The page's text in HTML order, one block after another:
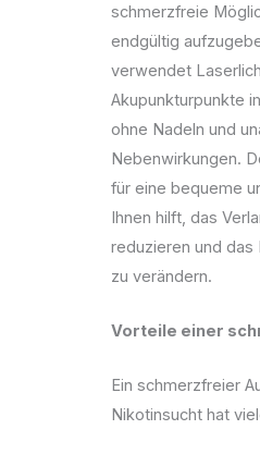
schmerzfreie
endgültig
verwendet
Akupunkturpunkte
ohne Nadeln und
Nebenwirkungen.
für eine bequeme
Ihnen hilft, das
reduzieren und das
zu verändern.
Vorteile einer
Ein schmerzfreier
Nikotinsucht hat